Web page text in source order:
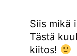
Siis mikä
Tästä
kiitos!